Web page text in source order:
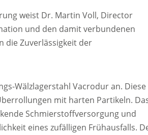
weist Dr. Martin Voll, Director
und den damit verbundenen
die Zuverlässigkeit der
Wälzlagerstahl Vacrodur an. Diese
mit harten Partikeln.
Schmierstoffversorgung und
eines zufälligen Frühausfalls.